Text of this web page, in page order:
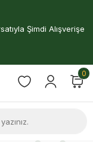
Şimdi Alışverişe
0